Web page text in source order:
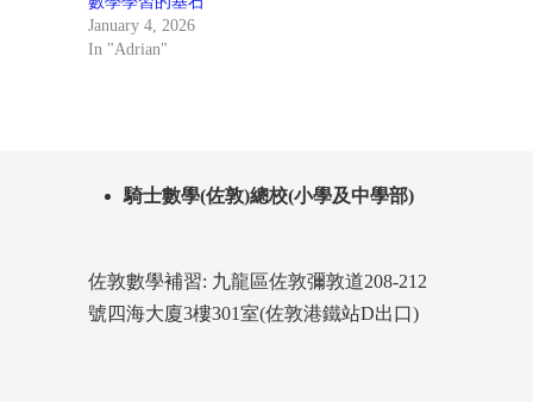
January 4, 2026
In "Adrian"
騎士數學(佐敦)總校(小學及中學部)
佐敦數學補習: 九龍區佐敦彌敦道208-212
號四海大廈3樓301室(佐敦港鐵站D出口)